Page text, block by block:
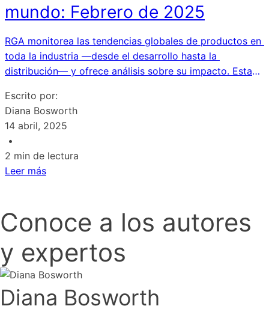
mundo: Febrero de 2025
RGA monitorea las tendencias globales de productos en
toda la industria —desde el desarrollo hasta la
distribución— y ofrece análisis sobre su impacto. Estas
de vida, salud, tecnología y más.
Encuentra una guía para navegar el panorama actual de
productos en Tendencias de productos, un índice de los
productos y servicios de seguros más innovadores del
mundo.
Escrito por:
Diana Bosworth
14 abril, 2025
•
2 min de lectura
Leer más
Conoce a los autores
y expertos
Diana Bosworth